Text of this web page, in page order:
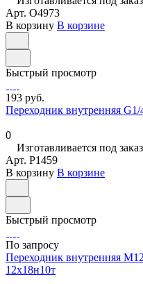
Арт. O4973
В корзину В корзине
Быстрый просмотр
193 руб.
Переходник внутренняя
0
Изготавливается под заказ
Арт. P1459
В корзину В корзине
Быстрый просмотр
По запросу
Переходник внутренняя
12х18н10т